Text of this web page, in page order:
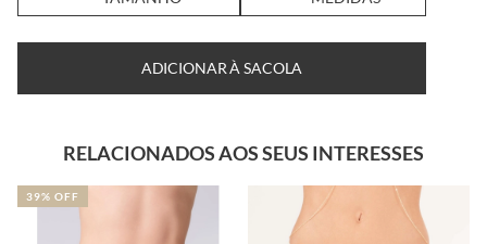
ADICIONAR À SACOLA
RELACIONADOS AOS SEUS INTERESSES
39% OFF